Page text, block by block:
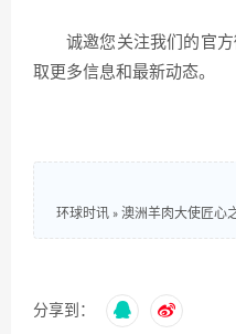
诚邀您关注我们的官方
取更多信息和最新动态。
环球时讯 » 澳洲羊肉大使匠心
分享到：